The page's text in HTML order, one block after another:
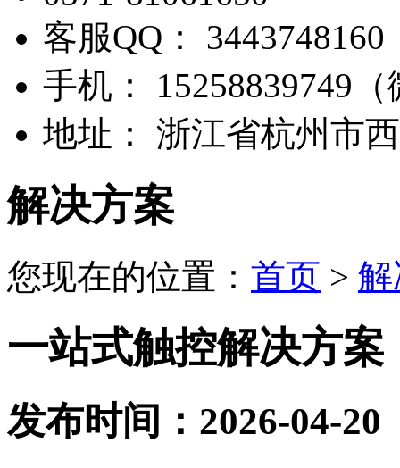
客服QQ： 3443748160
手机： 15258839749
地址： 浙江省杭州市
解决方案
您现在的位置： 首页 >
一站式触控解决方
发布时间：2026-04-20